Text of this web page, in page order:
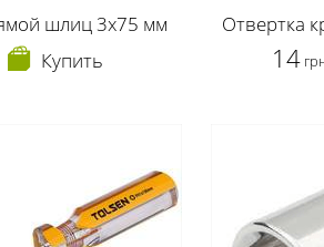
шлиц 3х75 мм
Купить
Отвертка
14